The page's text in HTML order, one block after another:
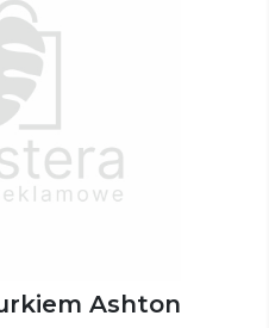
Worek ze sznurkiem Ashton